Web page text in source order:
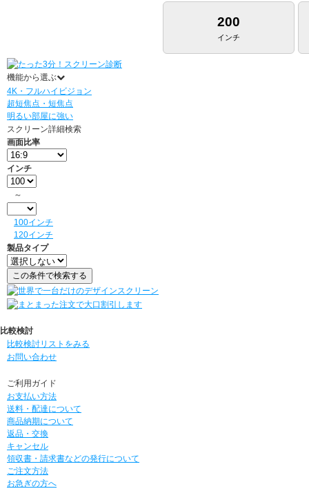
200
インチ
機能から選ぶ
4K・フルハイビジョン
超短焦点・短焦点
明るい部屋に強い
スクリーン詳細検索
画面比率
インチ
～
100インチ
120インチ
製品タイプ
比較検討
比較検討リストをみる
お問い合わせ
ご利用ガイド
お支払い方法
送料・配達について
商品納期について
返品・交換
キャンセル
領収書・請求書などの発行について
ご注文方法
お急ぎの方へ